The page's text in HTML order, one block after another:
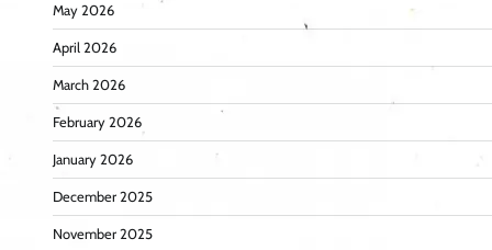
May 2026
April 2026
March 2026
February 2026
January 2026
December 2025
November 2025